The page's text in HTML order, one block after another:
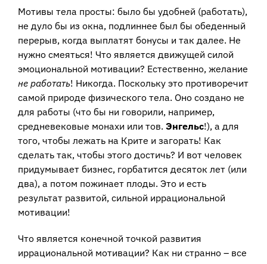
Мотивы тела просты: было бы удобней (работать),
не дуло бы из окна, подлиннее был бы обеденный
перерыв, когда выплатят бонусы и так далее. Не
нужно смеяться! Что является движущей силой
эмоциональной мотивации? Естественно, желание
не работать! Никогда. Поскольку это противоречит
самой природе физического тела. Оно создано не
для работы (что бы ни говорили, например,
средневековые монахи или тов. Энгельс!), а для
того, чтобы лежать на Крите и загорать! Как
сделать так, чтобы этого достичь? И вот человек
придумывает бизнес, горбатится десяток лет (или
два), а потом пожинает плоды. Это и есть
результат развитой, сильной иррациональной
мотивации!
Что является конечной точкой развития
иррациональной мотивации? Как ни странно – все